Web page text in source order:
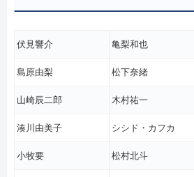
伏見響介 亀梨和也
島原由梨 松下奈緒
山崎辰二郎 木村祐一
湊川由美子 シシド・カフカ
小牧要 松村北斗